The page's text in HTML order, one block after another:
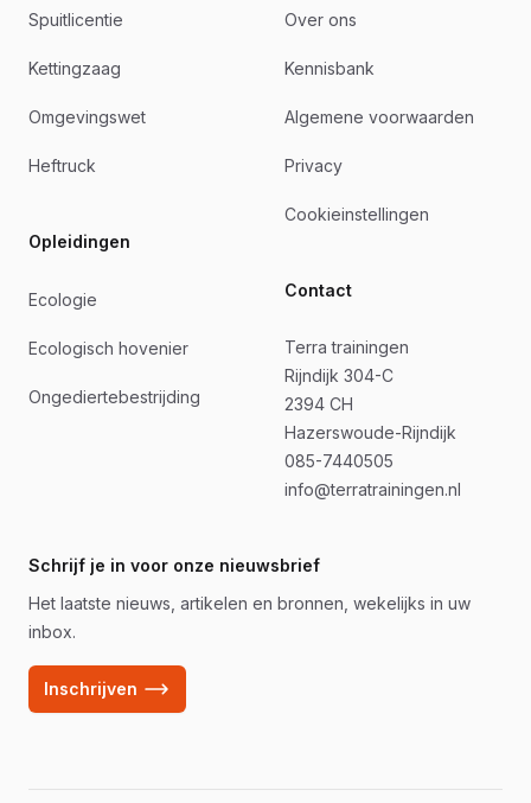
Spuitlicentie
Kettingzaag
Omgevingswet
Heftruck
Opleidingen
Ecologie
Ecologisch hovenier
Ongediertebestrijding
Over ons
Kennisbank
Algemene voorwaarden
Privacy
Cookieinstellingen
Contact
Terra trainingen
Rijndijk 304-C
2394 CH
Hazerswoude-Rijndijk
085-7440505
info@terratrainingen.nl
Schrijf je in voor onze nieuwsbrief
Het laatste nieuws, artikelen en bronnen, wekelijks in uw
inbox.
Inschrijven